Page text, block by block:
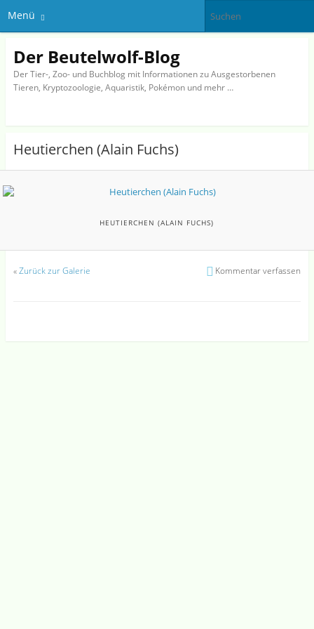
Menü
Der Beutelwolf-Blog
Der Tier-, Zoo- und Buchblog mit Informationen zu Ausgestorbenen
Tieren, Kryptozoologie, Aquaristik, Pokémon und mehr …
Heutierchen (Alain Fuchs)
HEUTIERCHEN (ALAIN FUCHS)
«Zurück zur Galerie Kommentar verfassen